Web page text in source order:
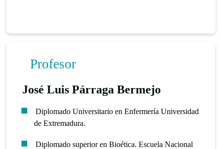
Profesor
José Luis Párraga Bermejo
Diplomado Universitario en Enfermería Universidad
de Extremadura.
Diplomado superior en Bioética. Escuela Nacional